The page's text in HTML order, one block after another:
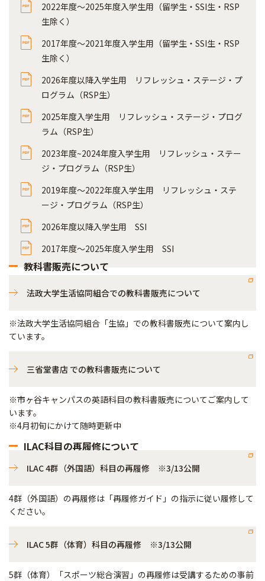
2022年度～2025年度入学生用（留学生・SSI生・RSP
生除く）
2017年度～2021年度入学生用（留学生・SSI生・RSP
生除く）
2026年度以降入学生用 リフレッシュ・ステージ・プ
ログラム（RSP生）
2025年度入学生用 リフレッシュ・ステージ・プログ
ラム（RSP生）
2023年度~2024年度入学生用 リフレッシュ・ステー
ジ・プログラム（RSP生）
2019年度～2022年度入学生用 リフレッシュ・ステ
ージ・プログラム（RSP生）
2026年度以降入学生用 SSI
2017年度～2025年度入学生用 SSI
教科書販売について
法政大学生活協同組合での教科書販売について
※法政大学生活協同組合「生協」での教科書販売について案内し
ています。
三省堂書店 での教科書販売について
※市ヶ谷キャンパスの英語科目の教科書販売についてご案内して
います。
※4月初旬にかけて随時更新中
ILAC科目の再履修について
ILAC 4群（外国語）科目の再履修 ※3/13公開
4群（外国語）の再履修は「再履修ガイド」の指示に従い履修して
ください。
ILAC 5群（体育）科目の再履修 ※3/13公開
5群（体育）「スポーツ総合演習」の再履修は受講するための事前